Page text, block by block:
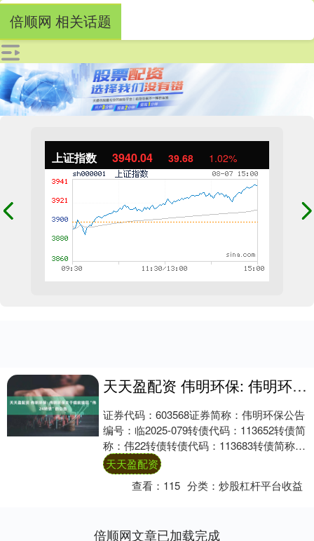
上证指数 3940.04 39.68 1.02%
倍顺网 相关话题
天天盈配资 伟明环保: 伟明环保关于提前赎回“伟24转债”的公告
证券代码：603568证券简称：伟明环保公告
编号：临2025-079转债代码：113652转债简
称：伟22转债转债代码：113683转债简称：
伟24转债浙江伟明....
天天盈配资
查看： 115 分类：炒股杠杆平台收益
倍顺网文章已加载完成